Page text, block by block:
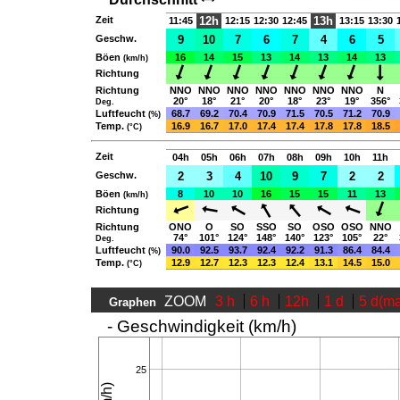
Zeit 11:45 12h 12:15 12:30 12:45 13h 13:15 13:30
Geschw.
9 10 7 6 7 4 6 5
Böen (km/h) 16 14 15 13 14 13 14 13
Richtung
Richtung
Deg.
NNO
20°
NNO
18°
NNO
21°
NNO
20°
NNO
18°
NNO
23°
NNO
19°
N
356°
Luftfeucht (%) 68.7 69.2 70.4 70.9 71.5 70.5 71.2 70.9
Temp. (°C) 16.9 16.7 17.0 17.4 17.4 17.8 17.8 18.5
Zeit 04h 05h 06h 07h 08h 09h 10h 11h
Geschw.
2 3 4 10 9 7 2 2
Böen (km/h) 8 10 10 16 15 15 11 13
Richtung
Richtung
Deg.
ONO
74°
O
101°
SO
124°
SSO
148°
SO
140°
OSO
123°
OSO
105°
NNO
22°
Luftfeucht (%) 90.0 92.5 93.7 92.4 92.2 91.3 86.4 84.4
Temp. (°C) 12.9 12.7 12.3 12.3 12.4 13.1 14.5 15.0
Graphen ZOOM 3 h 6 h 12h 1 d 5
- Geschwindigkeit (km/h)
25